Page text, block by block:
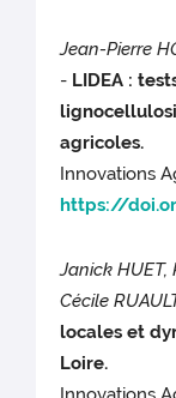
Jean-Pierre
- LIDEA :
agricoles.
Innovations
https://
Janick HUET,
Cécile
locales et
Loire.